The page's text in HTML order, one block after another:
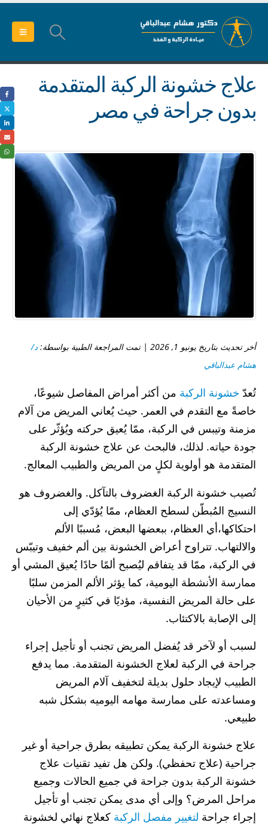
علاج خشونة الركبة المتقدمة
بدون جراحة في مصر
أخر تحديث بتاريخ يونيو 1, 2026 | تمت المراجعة الطبية بواسطة:
د/
هشام عبدالباقي
تُعدّ خشونة الركبة من أكثر أمراض المفاصل شيوعًا،
خاصةً مع التقدم في العمر. حيث يُعاني المريض من آلام
مزمنة وتيبس في الركبة، ممّا يُعيق حركته ويُؤثّر على
جودة حياته. لذلك، فالبحث عن علاج خشونة الركبة
المتقدمة هو أولوية لكلٍ من المريض والطبيب المعالج.
تُصيب خشونة الركبة الغضروف بالتآكل. والغضروف هو
النسيج المُبطّن لسطح العظام، ممّا يُؤدّي إلى
احتكاكها،أي العظام، ببعضها البعض، مُسببًا الألم
والالتهاب. تتراوح أعراض الخشونة بين ألم خفيف وتيبّس
في الركبة، ممّا قد يتفاقم ليُصبح ألمًا حادًا يُعيق المشي أو
ممارسة الأنشطة اليومية، كما يؤثر الألم المزمن سلبًا
على حالة المريض النفسية، مؤديًا في كثيرٍ من الأحيان
إلى الإصابة بالاكتئاب.
لسبب أو لآخر قد يُفضل المريض تجنب أو تأجيل إجراء
جراحة في الركبة لعلاج الخشونة المتقدمة. مما يدفع
الطبيب لإيجاد حلول بديلة لتخفيف آلام المريض
ومساعدته على ممارسة مهامه اليوميه بشكل شبه
طبيعي.
علاج خشونة الركبة يمكن تطبيقه بطرق جراحية أو غير
جراحية (علاج تحفظي). ولكن هل تفيد تقنيات علاج
خشونة الركبة بدون جراحة في جميع الحالات وجميع
مراحل المرض؟ وإلى أي مدى يمكن تجنب أو تأجيل
إجراء جراحة لتغيير مفصل الركبة كعلاج نهائي لخشونة